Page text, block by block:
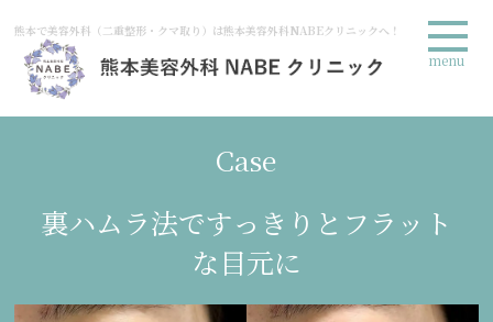
熊本で美容外科（二重整形・クマ取り）は熊本美容外科NABEクリニックへ！
Case
裏ハムラ法ですっきりとフラット
な目元に
menu